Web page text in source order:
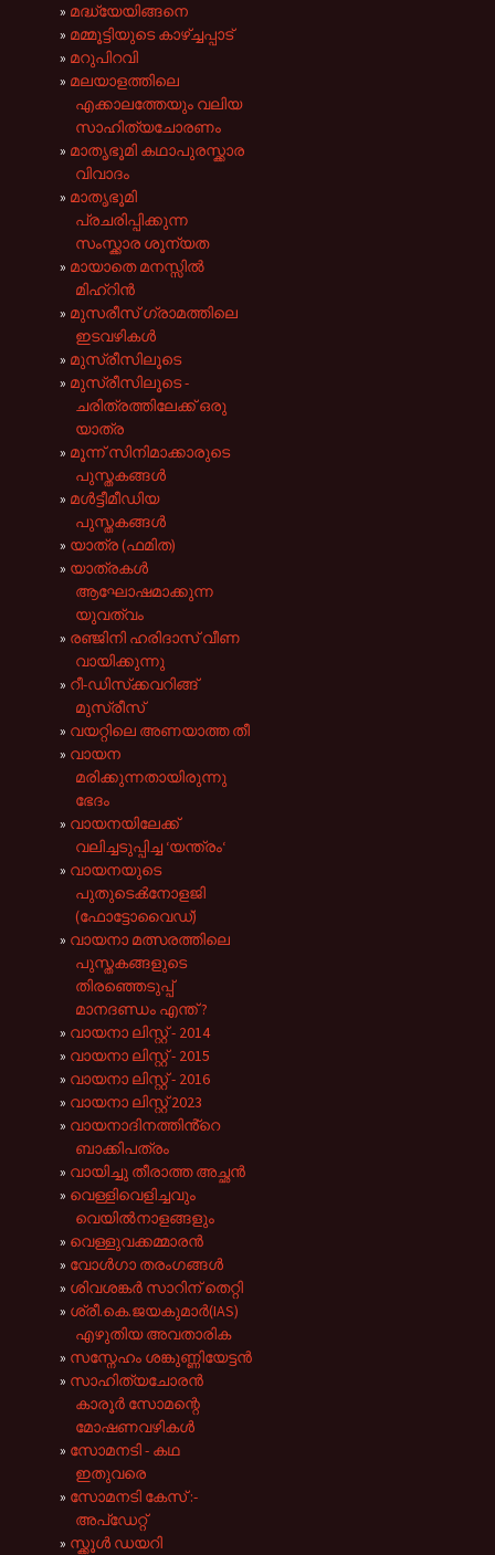
മദ്ധ്യേയിങ്ങനെ
മമ്മൂട്ടിയുടെ കാഴ്‌ച്ചപ്പാട്
മറുപിറവി
മലയാളത്തിലെ
എക്കാലത്തേയും വലിയ
സാഹിത്യചോരണം
മാതൃഭൂമി കഥാപുരസ്ക്കാര
വിവാദം
മാതൃഭൂമി
പ്രചരിപ്പിക്കുന്ന
സംസ്ക്കാര ശൂന്യത
മായാതെ മനസ്സിൽ
മിഹ്‌റിൻ
മുസരീസ് ഗ്രാമത്തിലെ
ഇടവഴികൾ
മുസ്‌രീസിലൂടെ
മുസ്‌രീസിലൂടെ -
ചരിത്രത്തിലേക്ക് ഒരു
യാ‍ത്ര
മൂന്ന് സിനിമാക്കാരുടെ
പുസ്തകങ്ങള്‍
മൾട്ടീമീഡിയ
പുസ്തകങ്ങൾ
യാത്ര (ഫമിത)
യാത്രകൾ
ആഘോഷമാക്കുന്ന
യുവത്വം
രഞ്ജിനി ഹരിദാസ് വീണ
വായിക്കുന്നു
റീ‌-ഡിസ്‌ക്കവറിങ്ങ്
മുസ്‌രീസ്
വയറ്റിലെ അണയാത്ത തീ
വായന
മരിക്കുന്നതായിരുന്നു
ഭേദം
വായനയിലേക്ക്
വലിച്ചടുപ്പിച്ച ‘യന്ത്രം‘
വായനയുടെ
പുതുടെൿനോളജി
(ഫോട്ടോവൈഡ്)
വായനാ മത്സരത്തിലെ
പുസ്തകങ്ങളുടെ
തിരഞ്ഞെടുപ്പ്
മാനദണ്ഡം എന്ത് ?
വായനാ ലിസ്റ്റ് - 2014
വായനാ ലിസ്റ്റ് - 2015
വായനാ ലിസ്റ്റ് - 2016
വായനാ ലിസ്റ്റ് 2023
വായനാദിനത്തിൻ്റെ
ബാക്കിപത്രം
വായിച്ചു തീരാത്ത അച്ഛൻ
വെള്ളിവെളിച്ചവും
വെയിൽനാളങ്ങളും
വെള്ളുവക്കമ്മാരൻ
വോൾഗാ തരംഗങ്ങൾ
ശിവശങ്കർ സാറിന് തെറ്റി
ശ്രീ.കെ.ജയകുമാർ(IAS)
എഴുതിയ അവതാരിക
സസ്നേഹം ശങ്കുണ്ണിയേട്ടൻ
സാഹിത്യചോരൻ
കാരൂർ സോമന്റെ
മോഷണവഴികൾ
സോമനടി - കഥ
ഇതുവരെ
സോമനടി കേസ് :-
അപ്ഡേറ്റ്
സ്ക്കൂൾ ഡയറി